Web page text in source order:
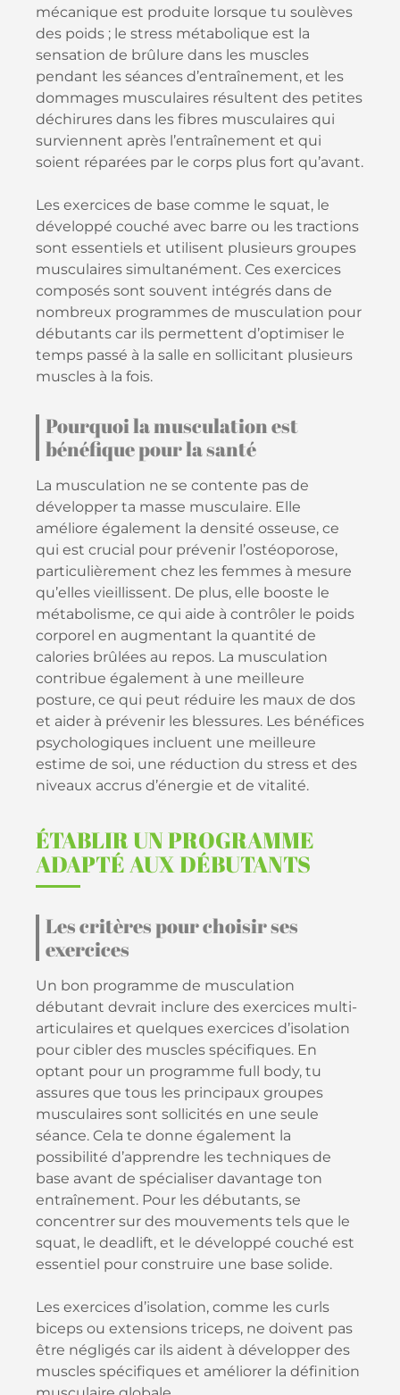
mécanique est produite lorsque tu soulèves
des poids ; le stress métabolique est la
sensation de brûlure dans les muscles
pendant les séances d’entraînement, et les
dommages musculaires résultent des petites
déchirures dans les fibres musculaires qui
surviennent après l’entraînement et qui
soient réparées par le corps plus fort qu’avant.
Les exercices de base comme le squat, le
développé couché avec barre ou les tractions
sont essentiels et utilisent plusieurs groupes
musculaires simultanément. Ces exercices
composés sont souvent intégrés dans de
nombreux programmes de musculation pour
débutants car ils permettent d’optimiser le
temps passé à la salle en sollicitant plusieurs
muscles à la fois.
Pourquoi la musculation est
bénéfique pour la santé
La musculation ne se contente pas de
développer ta masse musculaire. Elle
améliore également la densité osseuse, ce
qui est crucial pour prévenir l’ostéoporose,
particulièrement chez les femmes à mesure
qu’elles vieillissent. De plus, elle booste le
métabolisme, ce qui aide à contrôler le poids
corporel en augmentant la quantité de
calories brûlées au repos. La musculation
contribue également à une meilleure
posture, ce qui peut réduire les maux de dos
et aider à prévenir les blessures. Les bénéfices
psychologiques incluent une meilleure
estime de soi, une réduction du stress et des
niveaux accrus d’énergie et de vitalité.
ÉTABLIR UN PROGRAMME
ADAPTÉ AUX DÉBUTANTS
Les critères pour choisir ses
exercices
Un bon programme de musculation
débutant devrait inclure des exercices multi-
articulaires et quelques exercices d’isolation
pour cibler des muscles spécifiques. En
optant pour un programme full body, tu
assures que tous les principaux groupes
musculaires sont sollicités en une seule
séance. Cela te donne également la
possibilité d’apprendre les techniques de
base avant de spécialiser davantage ton
entraînement. Pour les débutants, se
concentrer sur des mouvements tels que le
squat, le deadlift, et le développé couché est
essentiel pour construire une base solide.
Les exercices d’isolation, comme les curls
biceps ou extensions triceps, ne doivent pas
être négligés car ils aident à développer des
muscles spécifiques et améliorer la définition